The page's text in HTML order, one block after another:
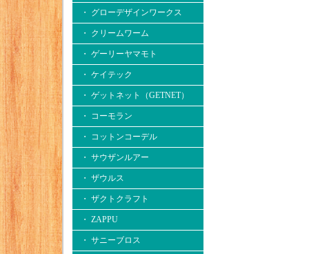
・ グローデザインワークス
・ クリームワーム
・ ゲーリーヤマモト
・ ケイテック
・ ゲットネット（GETNET）
・ コーモラン
・ コットンコーデル
・ サウザンルアー
・ ザウルス
・ ザクトクラフト
・ ZAPPU
・ サニーブロス